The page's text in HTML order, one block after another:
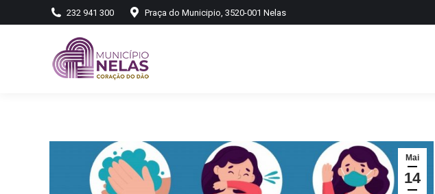
232 941 300 Praça do Municipio, 3520-001 Nelas
Mai
14